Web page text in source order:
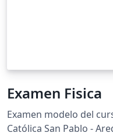
Examen Fisica
Examen modelo del
Católica San Pablo -